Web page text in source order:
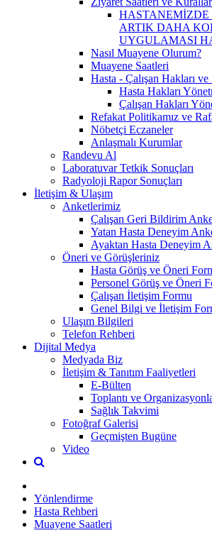
ARTIK DAHA
UYGULAMASI
Nasıl Muayene Olurum?
Muayene Saatleri
Hasta - Çalışan Hakları
Hasta Hakları
Çalışan Hakları
Refakat Politikamız ve
Nöbetçi Eczaneler
Anlaşmalı Kurumlar
Randevu Al
Laboratuvar Tetkik Sonuçları
Radyoloji Rapor Sonuçları
İletişim & Ulaşım
Anketlerimiz
Çalışan Geri Bildirim
Yatan Hasta Deneyim
Ayaktan Hasta Deneyim
Öneri ve Görüşleriniz
Hasta Görüş ve Öneri
Personel Görüş ve Öneri
Çalışan İletişim Formu
Genel Bilgi ve İletişim
Ulaşım Bilgileri
Telefon Rehberi
Dijital Medya
Medyada Biz
İletişim & Tanıtım Faaliyetleri
E-Bülten
Toplantı ve
Sağlık Takvimi
Fotoğraf Galerisi
Geçmişten Bugüne
Video
Yönlendirme
Hasta Rehberi
Muayene Saatleri